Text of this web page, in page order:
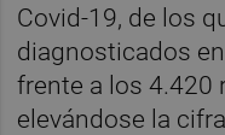
Covid-19, de los
diagnosticados
frente a los 4.420
elevándose la